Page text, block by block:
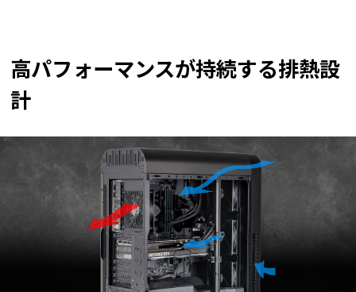
高パフォーマンスが持続する排熱設
計